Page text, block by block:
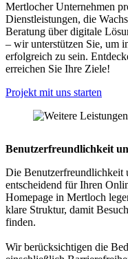
Mertlocher Unternehmen
Dienstleistungen, die
Beratung über digitale
– wir unterstützen Sie, um
erfolgreich zu sein.
erreichen Sie Ihre Ziele!
Projekt mit uns starten
Benutzerfreundlichkeit
Die Benutzerfreundlichkeit
entscheidend für Ihren
Homepage in Mertloch
klare Struktur, damit
finden.
Wir berücksichtigen die